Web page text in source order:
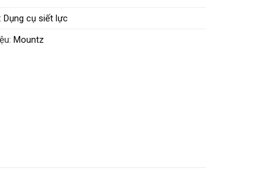
Dụng cụ siết lực
Mountz